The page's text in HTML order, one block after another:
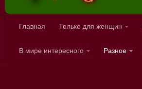
Главная Только для женщин
В мире интересного Разное